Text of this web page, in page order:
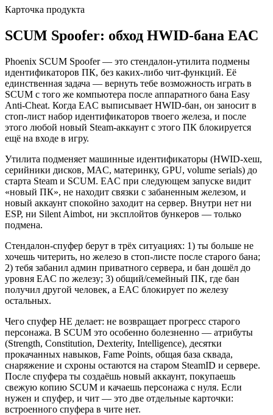
Карточка продукта
SCUM Spoofer: обход HWID-бана EAC
Phoenix SCUM Spoofer — это стендалон-утилита подмены
идентификаторов ПК, без каких-либо чит-функций. Её
единственная задача — вернуть тебе возможность играть в
SCUM с того же компьютера после аппаратного бана Easy
Anti-Cheat. Когда EAC выписывает HWID-бан, он заносит в
стоп-лист набор идентификаторов твоего железа, и после
этого любой новый Steam-аккаунт с этого ПК блокируется
ещё на входе в игру.
Утилита подменяет машинные идентификаторы (HWID-хеш,
серийники дисков, MAC, материнку, GPU, volume serials) до
старта Steam и SCUM. EAC при следующем запуске видит
«новый ПК», не находит связки с забаненным железом, и
новый аккаунт спокойно заходит на сервер. Внутри нет ни
ESP, ни Silent Aimbot, ни эксплойтов бункеров — только
подмена.
Стендалон-спуфер берут в трёх ситуациях: 1) ты больше не
хочешь читерить, но железо в стоп-листе после старого бана;
2) тебя забанил админ приватного сервера, и бан дошёл до
уровня EAC по железу; 3) общий/семейный ПК, где бан
получил другой человек, а EAC блокирует по железу
остальных.
Чего спуфер НЕ делает: не возвращает прогресс старого
персонажа. В SCUM это особенно болезненно — атрибуты
(Strength, Constitution, Dexterity, Intelligence), десятки
прокачанных навыков, Fame Points, общая база сквада,
снаряжение и схроны остаются на старом SteamID и сервере.
После спуфера ты создаёшь новый аккаунт, покупаешь
свежую копию SCUM и качаешь персонажа с нуля. Если
нужен и спуфер, и чит — это две отдельные карточки:
встроенного спуфера в чите нет.